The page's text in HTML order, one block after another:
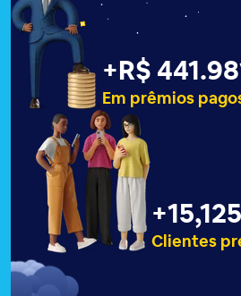
+R$
Em prêmios
+15,129
Clientes